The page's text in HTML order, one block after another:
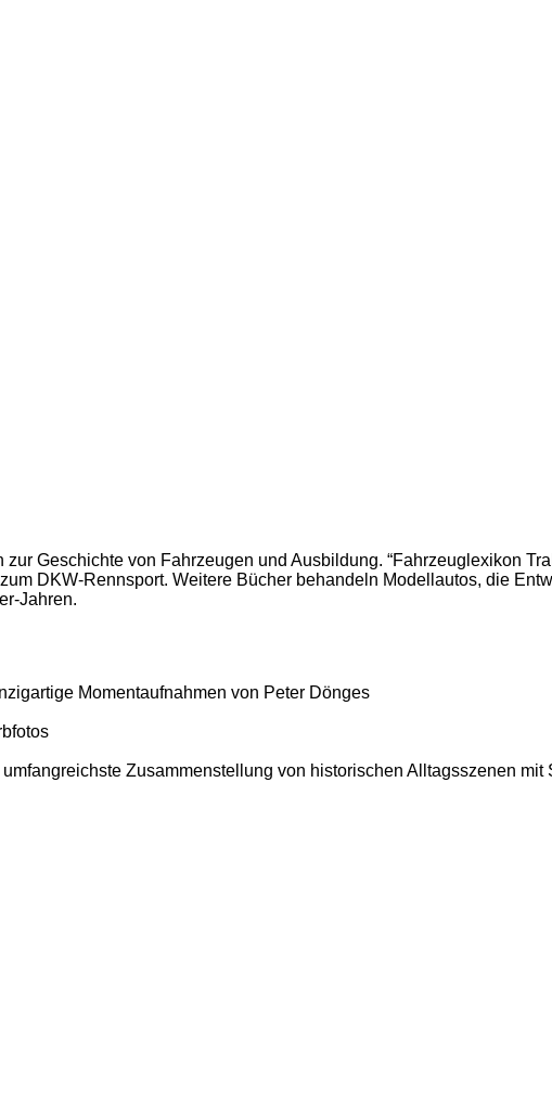
Geschichte von Fahrzeugen und Ausbildung. “Fahrzeuglexikon
DKW-Rennsport. Weitere Bücher behandeln Modellautos, die
Jahren.
Momentaufnahmen von Peter Dönges
Zusammenstellung von historischen Alltagsszenen